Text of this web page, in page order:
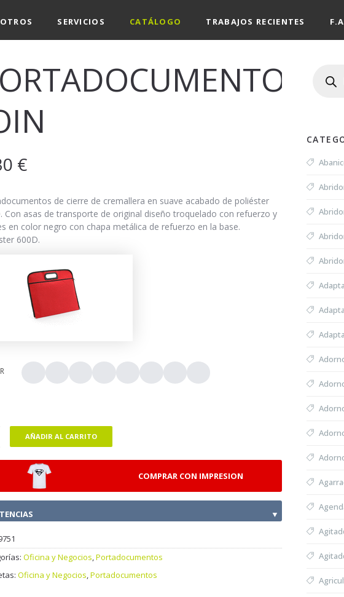
SERVICIOS CATÁLOGO TRABAJOS RECIENTES
€
de cierre de cremallera en suave acabado de poliéster
Con asas de transporte de original diseño troquelado con refuerzo y
en color negro con chapa metálica de refuerzo en la base.
600D.
AÑADIR AL CARRITO
COMPRAR CON IMPRESION
▼
Oficina y Negocios,Portadocumentos
Oficina y Negocios,Portadocumentos